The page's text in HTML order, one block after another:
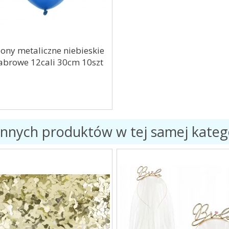
metaliczne niebieskie
12cali 30cm 10szt
produktów w tej samej